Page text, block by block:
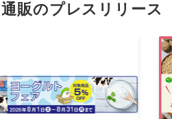
販のプレスリリース